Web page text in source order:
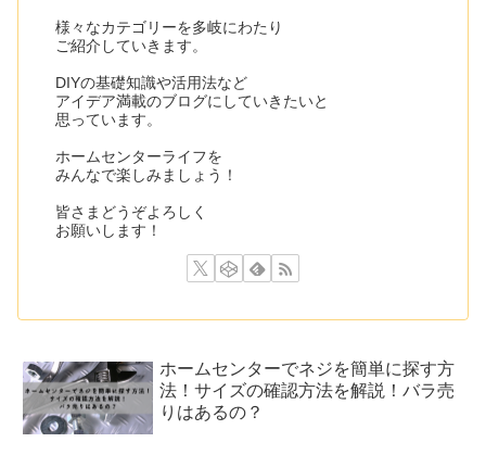
様々なカテゴリーを多岐にわたり
ご紹介していきます。
DIYの基礎知識や活用法など
アイデア満載のブログにしていきたいと
思っています。
ホームセンターライフを
みんなで楽しみましょう！
皆さまどうぞよろしく
お願いします！
ホームセンターでネジを簡単に探す方
法！サイズの確認方法を解説！バラ売
りはあるの？